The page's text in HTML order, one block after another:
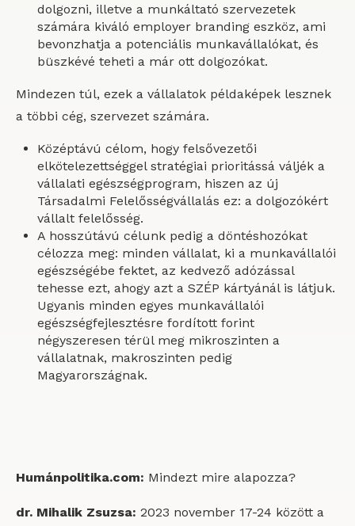
dolgozni, illetve a munkáltató szervezetek
számára kiváló employer branding eszköz, ami
bevonzhatja a potenciális munkavállalókat, és
büszkévé teheti a már ott dolgozókat.
Mindezen túl, ezek a vállalatok példaképek lesznek
a többi cég, szervezet számára.
Középtávú célom, hogy felsővezetői
elkötelezettséggel stratégiai prioritássá váljék a
vállalati egészségprogram, hiszen az új
Társadalmi Felelősségvállalás ez: a dolgozókért
vállalt felelősség.
A hosszútávú célunk pedig a döntéshozókat
célozza meg: minden vállalat, ki a munkavállalói
egészségébe fektet, az kedvező adózással
tehesse ezt, ahogy azt a SZÉP kártyánál is látjuk.
Ugyanis minden egyes munkavállalói
egészségfejlesztésre fordított forint
négyszeresen térül meg mikroszinten a
vállalatnak, makroszinten pedig
Magyarországnak.
Humánpolitika.com: Mindezt mire alapozza?
dr. Mihalik Zsuzsa: 2023 november 17-24 között a